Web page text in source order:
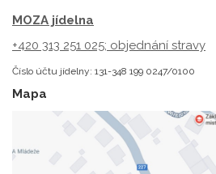
MOZA jídelna
+420 313 251 025; objednání stravy
Číslo účtu jídelny: 131-348 199 0247/0100
Mapa